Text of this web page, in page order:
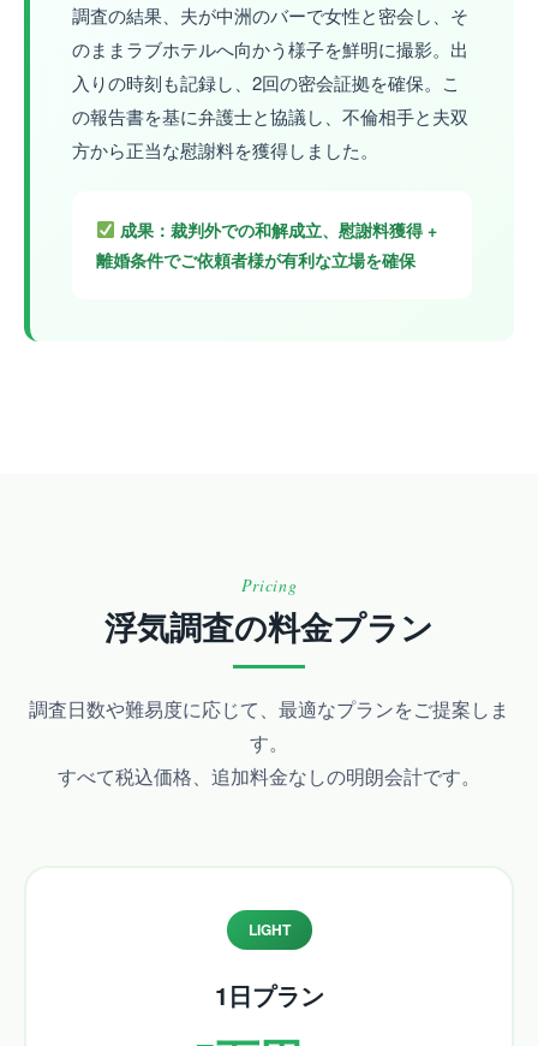
調査の結果、夫が中洲のバーで女性と密会し、そ
のままラブホテルへ向かう様子を鮮明に撮影。出
入りの時刻も記録し、2回の密会証拠を確保。こ
の報告書を基に弁護士と協議し、不倫相手と夫双
方から正当な慰謝料を獲得しました。
成果：裁判外での和解成立、慰謝料獲得 +
離婚条件でご依頼者様が有利な立場を確保
Pricing
浮気調査の料金プラン
調査日数や難易度に応じて、最適なプランをご提案しま
す。
すべて税込価格、追加料金なしの明朗会計です。
LIGHT
1日プラン